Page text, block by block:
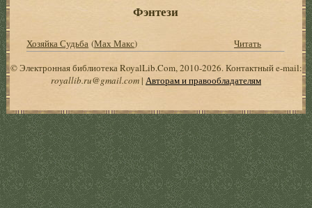
Фэнтези
Хозяйка Судьба (Мах Макс)
Читать
© Электронная библиотека RoyalLib.Com, 2010-2026. Контактный e-mail:
royallib.ru@gmail.com| Авторам и правообладателям